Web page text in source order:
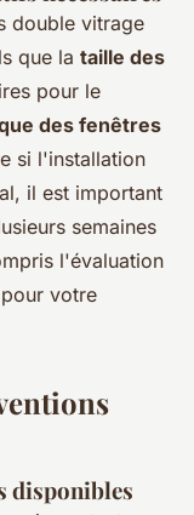
double vitrage
que la taille des
pour le
des fenêtres
si l'installation
il est important
semaines
l'évaluation
votre
disponibles